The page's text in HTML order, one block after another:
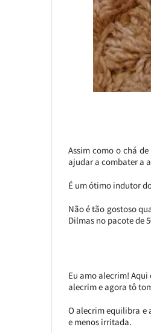
Assim como o chá
ajudar a combater a
É um ótimo indutor
Não é tão gostoso
Dilmas no pacote de
Eu amo alecrim!
alecrim e agora tô
O alecrim equilibra e
e menos irritada.